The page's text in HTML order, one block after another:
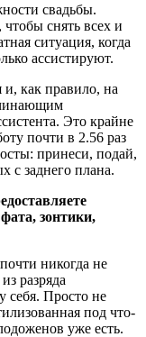
свадьбы.
снять всех и
ситуация, когда
ассистируют.
как правило, на
Это крайне
почти в 2.56 раз
принеси, подай,
с заднего плана.
зонтики,
никогда не
разряда
себя. Просто не
под что-
уже есть.